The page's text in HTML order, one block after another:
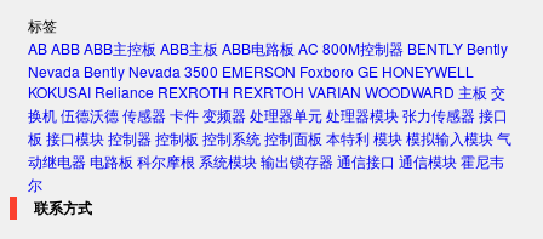
标签
ABABBABB主控板 ABB主板 ABB电路板 AC 800M控制器 BENTLY Bently
Nevada Bently Nevada 3500 EMERSON Foxboro GE HONEYWELL
KOKUSAI Reliance REXROTH REXRTOH VARIAN WOODWARD 主板 交
换机伍德沃德传感器卡件变频器处理器单元处理器模块张力传感器接口
板 接口模块控制器控制板 控制系统控制面板 本特利模块模拟输入模块气
动继电器电路板 科尔摩根 系统模块输出锁存器通信接口 通信模块霍尼韦
尔
联系方式